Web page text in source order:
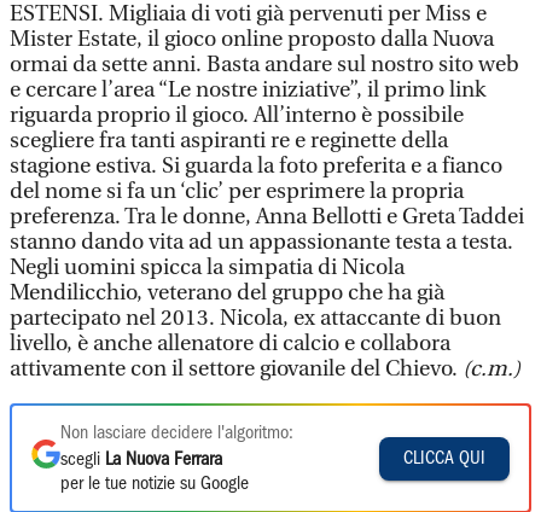
ESTENSI. Migliaia di voti già pervenuti per Miss e
Mister Estate, il gioco online proposto dalla Nuova
ormai da sette anni. Basta andare sul nostro sito web
e cercare l’area “Le nostre iniziative”, il primo link
riguarda proprio il gioco. All’interno è possibile
scegliere fra tanti aspiranti re e reginette della
stagione estiva. Si guarda la foto preferita e a fianco
del nome si fa un ‘clic’ per esprimere la propria
preferenza. Tra le donne, Anna Bellotti e Greta Taddei
stanno dando vita ad un appassionante testa a testa.
Negli uomini spicca la simpatia di Nicola
Mendilicchio, veterano del gruppo che ha già
partecipato nel 2013. Nicola, ex attaccante di buon
livello, è anche allenatore di calcio e collabora
attivamente con il settore giovanile del Chievo. (c.m.)
Non lasciare decidere l'algoritmo:
scegli La Nuova Ferrara
per le tue notizie su Google
CLICCA QUI